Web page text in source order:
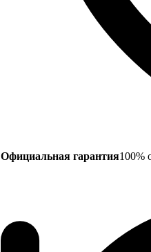
Официальная гарантия100%